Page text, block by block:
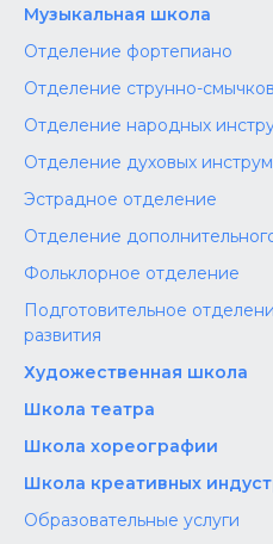
Музыкальная школа
Отделение фортепиано
Отделение струнно-
Отделение народных
Отделение духовых
Эстрадное отделение
Отделение
Фольклорное отделение
Подготовительное
развития
Художественная школа
Школа‌‌‌‌ театра
Школа хореографии
Школа креативных
Образовательные услуги